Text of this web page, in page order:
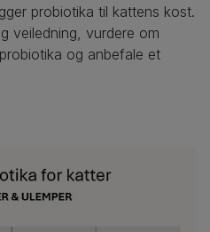
probiotika til kattens kost.
veiledning, vurdere om
og anbefale et